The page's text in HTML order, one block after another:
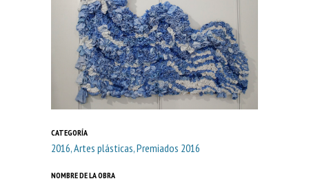
CATEGORÍA
2016, Artes plásticas, Premiados 2016
NOMBRE DE LA OBRA